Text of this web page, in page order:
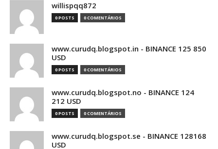
willispqq872
0 POSTS 0 COMENTÁRIOS
www.curudq.blogspot.in - BINANCE 125 850
USD
0 POSTS 0 COMENTÁRIOS
www.curudq.blogspot.no - BINANCE 124
212 USD
0 POSTS 0 COMENTÁRIOS
www.curudq.blogspot.se - BINANCE 128168
USD